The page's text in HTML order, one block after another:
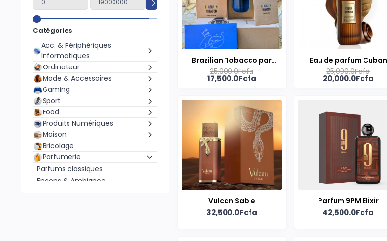
Catégories
Acc. & Périphériques
Informatiques
Ordinateur
Mode & Accessoires
Gaming
Sport
Food
Produits Numériques
Maison
Bricolage
Parfumerie
Parfums classiques
Encens & Ambiance
Brazilian Tobacco par
Ibraheem Al Qurashi |
Extrait de Parfum
25,000.0Fcfa
17,500.0Fcfa
Eau de parfum Cuban
Tobacco 100ML
25,000.0Fcfa
20,000.0Fcfa
Vulcan Sable
32,500.0Fcfa
Parfum 9PM Elixir
42,500.0Fcfa